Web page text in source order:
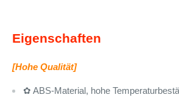
Eigenschaften
[Hohe Qualität]
✿ ABS-Material, hohe